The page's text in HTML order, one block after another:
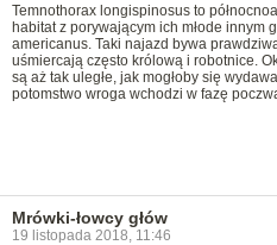
Temnothorax longispinosus to
habitat z porywającym ich młode innym
americanus. Taki najazd bywa
uśmiercają często królową i robotnice.
są aż tak uległe, jak mogłoby się
potomstwo wroga wchodzi w fazę
Mrówki-łowcy głów
19 listopada 2018, 11:46